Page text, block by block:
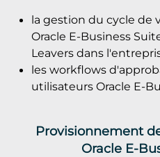
la gestion du cycle de
Oracle E-Business
Leavers dans
les workflows
utilisateurs Oracle E-
Provisionnement
Oracle E-